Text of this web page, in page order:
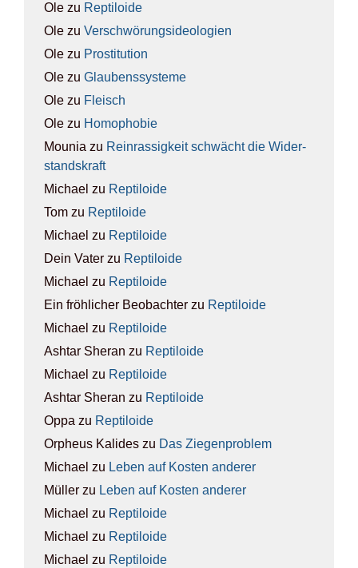
Ole zu Rep­ti­lo­ide
Ole zu Ver­schwö­rungs­ideo­lo­gien
Ole zu Pro­sti­tu­ti­on
Ole zu Glau­bens­sys­te­me
Ole zu Fleisch
Ole zu Homo­pho­bie
Mounia zu Rein­ras­sig­keit schwächt die Wider­
stands­kraft
Michael zu Rep­ti­lo­ide
Tom zu Rep­ti­lo­ide
Michael zu Rep­ti­lo­ide
Dein Vater zu Rep­ti­lo­ide
Michael zu Rep­ti­lo­ide
Ein fröhlicher Beobachter zu Rep­ti­lo­ide
Michael zu Rep­ti­lo­ide
Ashtar Sheran zu Rep­ti­lo­ide
Michael zu Rep­ti­lo­ide
Ashtar Sheran zu Rep­ti­lo­ide
Oppa zu Rep­ti­lo­ide
Orpheus Kalides zu Das Zie­gen­pro­blem
Michael zu Leben auf Kos­ten ande­rer
Müller zu Leben auf Kos­ten ande­rer
Michael zu Rep­ti­lo­ide
Michael zu Rep­ti­lo­ide
Michael zu Rep­ti­lo­ide